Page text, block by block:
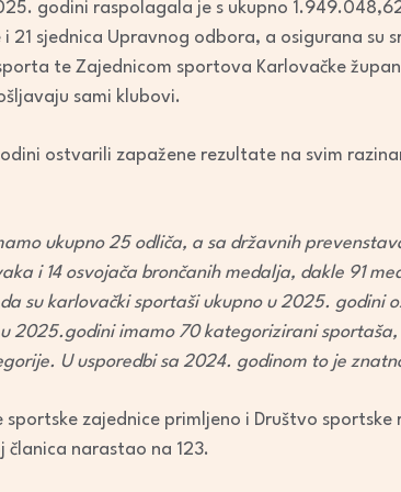
decrease
volume.
godini raspolagala je s ukupno
21 sjednica Upravnog odbora, a osigurana su
te Zajednicom sportova Karlovačke
sami klubovi.
ostvarili zapažene rezultate na svim
ukupno 25 odliča, a sa državnih
i 14 osvojača brončanih medalja, dakle 91
su karlovački sportaši ukupno u 2025. godini
2025.godini imamo 70 kategorizirani
U usporedbi sa 2024. godinom to je
sportske zajednice primljeno i Društvo sportske
članica narastao na 123.